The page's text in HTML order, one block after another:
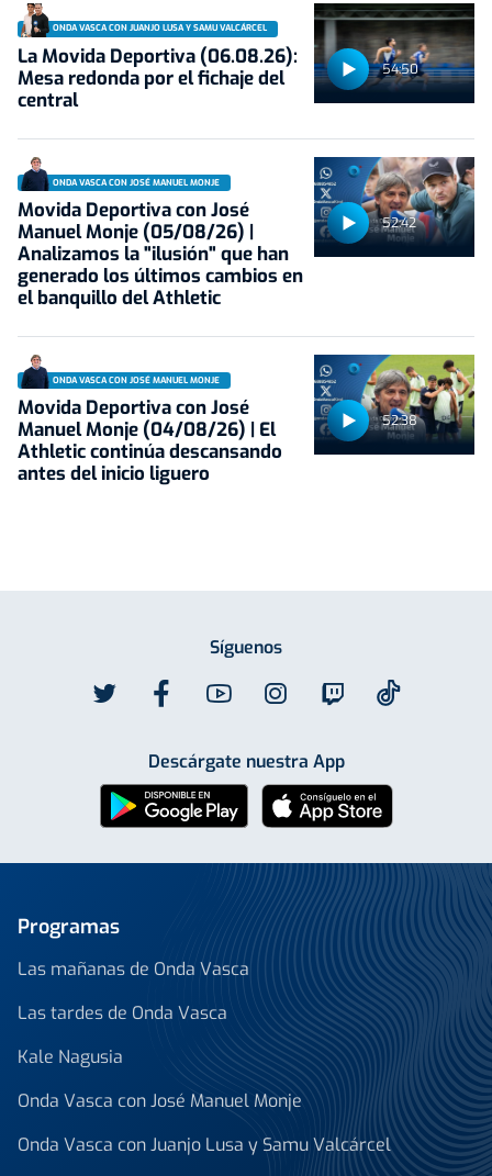
54:50
ONDA VASCA CON JUANJO LUSA Y SAMU VALCÁRCEL
La Movida Deportiva (06.08.26):
Mesa redonda por el fichaje del
central
52:42
ONDA VASCA CON JOSÉ MANUEL MONJE
Movida Deportiva con José
Manuel Monje (05/08/26) |
Analizamos la "ilusión" que han
generado los últimos cambios en
el banquillo del Athletic
52:38
ONDA VASCA CON JOSÉ MANUEL MONJE
Movida Deportiva con José
Manuel Monje (04/08/26) | El
Athletic continúa descansando
antes del inicio liguero
Síguenos
Descárgate nuestra App
Programas
Las mañanas de Onda Vasca
Las tardes de Onda Vasca
Kale Nagusia
Onda Vasca con José Manuel Monje
Onda Vasca con Juanjo Lusa y Samu Valcárcel